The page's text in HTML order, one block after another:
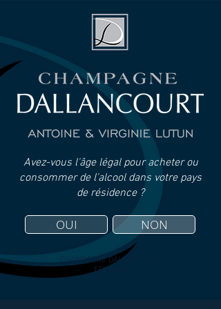
Avez-vous l'âge légal pour acheter ou
consommer de l'alcool dans votre pays
de résidence ?
OUI NON
CHAMPAGNE DALLANCOURT
EPERNAY